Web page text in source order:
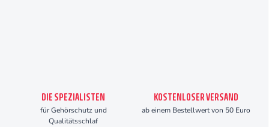
DIE SPEZIALISTEN
für Gehörschutz und
Qualitätsschlaf
KOSTENLOSER VERSAND
ab einem Bestellwert von 50 Euro